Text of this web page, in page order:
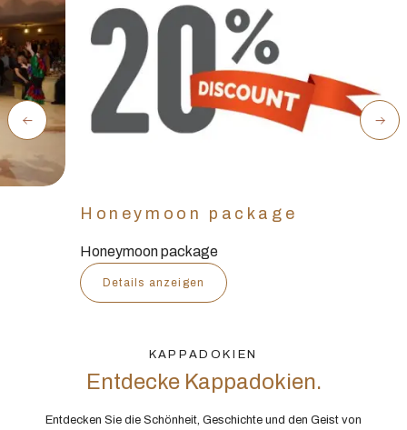
Honeymoon package
Honeymoon package
Details anzeigen
KAPPADOKIEN
Entdecke Kappadokien.
Entdecken Sie die Schönheit, Geschichte und den Geist von